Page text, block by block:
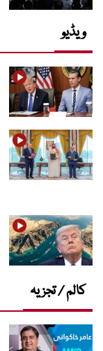
ویڈیو
کالم / تجزیہ